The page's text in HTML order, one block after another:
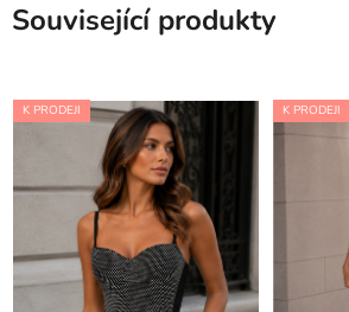
Související produkty
K PRODEJI K PRODEJI